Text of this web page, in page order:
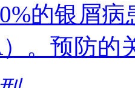
的银屑
）。预防